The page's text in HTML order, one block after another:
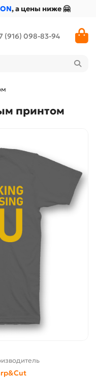
, а цены ниже 🤗
(916) 098-83-94
принтом